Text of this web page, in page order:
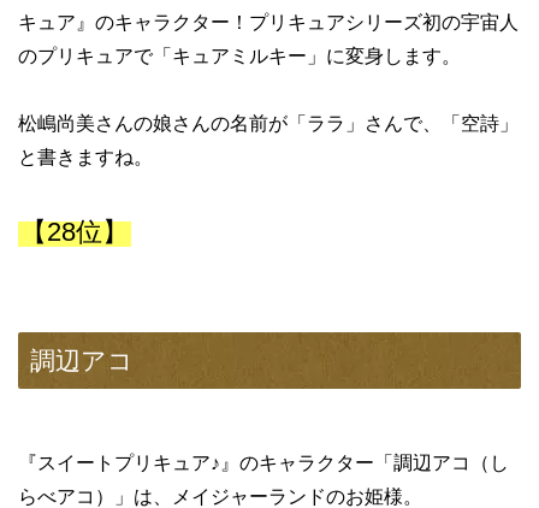
キュア』のキャラクター！プリキュアシリーズ初の宇宙人
のプリキュアで「キュアミルキー」に変身します。
松嶋尚美さんの娘さんの名前が「ララ」さんで、「空詩」
と書きますね。
【28位】
調辺アコ
『スイートプリキュア♪』のキャラクター「調辺アコ（し
らべアコ）」は、メイジャーランドのお姫様。